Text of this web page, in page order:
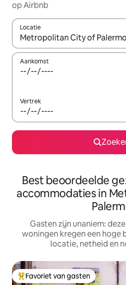
op Airbnb
Locatie
Wanneer er suggesties
Aankomst
Vertrek
Best beoordeelde
accommodaties in
Gasten zijn unaniem:
woningen kregen een hoge
locatie, netheid en
Topfavoriet van gasten
Favoriet van gasten